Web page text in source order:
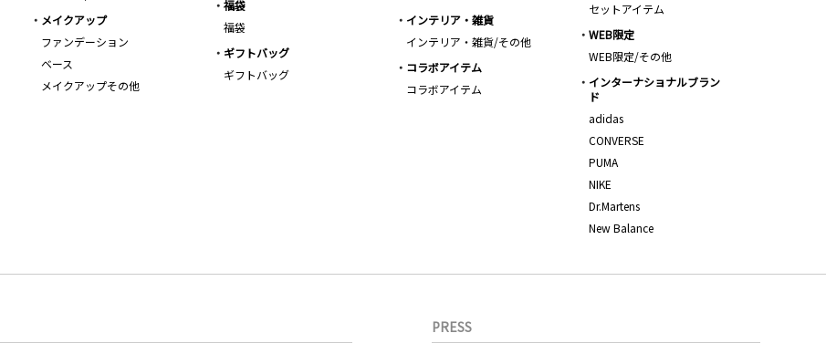
セットアイテム
福袋
福袋
メイクアップ
ファンデーション
ベース
メイクアップその他
インテリア・雑貨
インテリア・雑貨/その他
WEB限定
WEB限定/その他
ギフトバッグ
ギフトバッグ
コラボアイテム
コラボアイテム
インターナショナルブラン
ド
adidas
CONVERSE
PUMA
NIKE
Dr.Martens
New Balance
PRESS